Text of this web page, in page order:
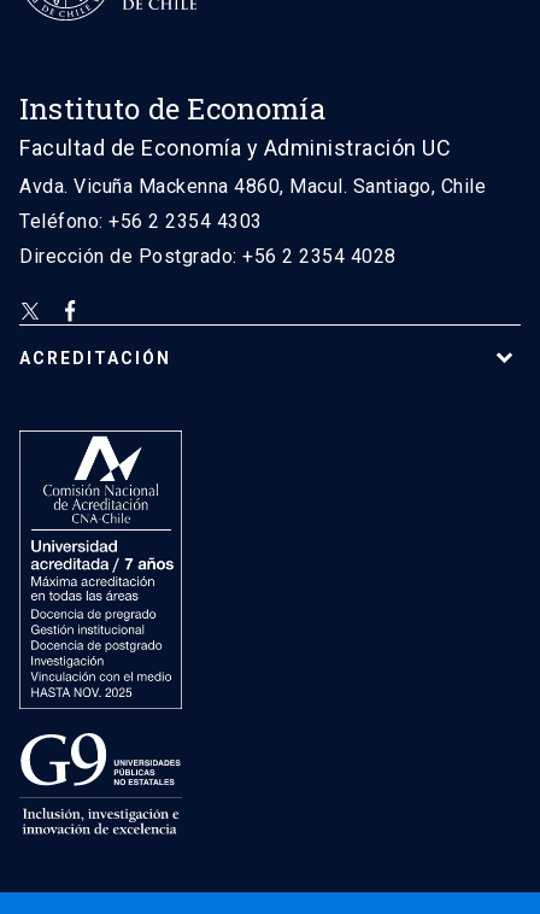
Instituto de Economía
Facultad de Economía y Administración UC
Avda. Vicuña Mackenna 4860, Macul. Santiago, Chile
Teléfono: +56 2 2354 4303
Dirección de Postgrado: +56 2 2354 4028
ACREDITACIÓN